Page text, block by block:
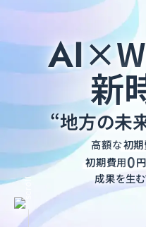
AI
新
“地方の未
高額な初期
初期費用0
成果を生む